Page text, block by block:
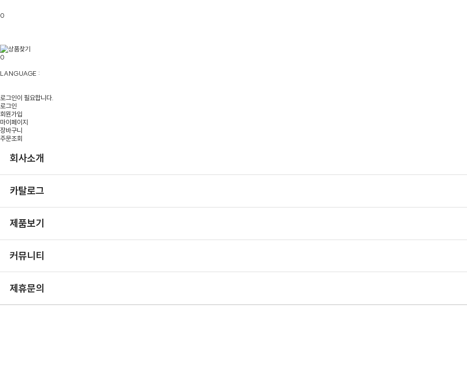
0
0
LANGUAGE :
로그인이 필요합니다.
로그인
회원가입
마이페이지
장바구니
주문조회
회사소개
카탈로그
제품보기
커뮤니티
제휴문의